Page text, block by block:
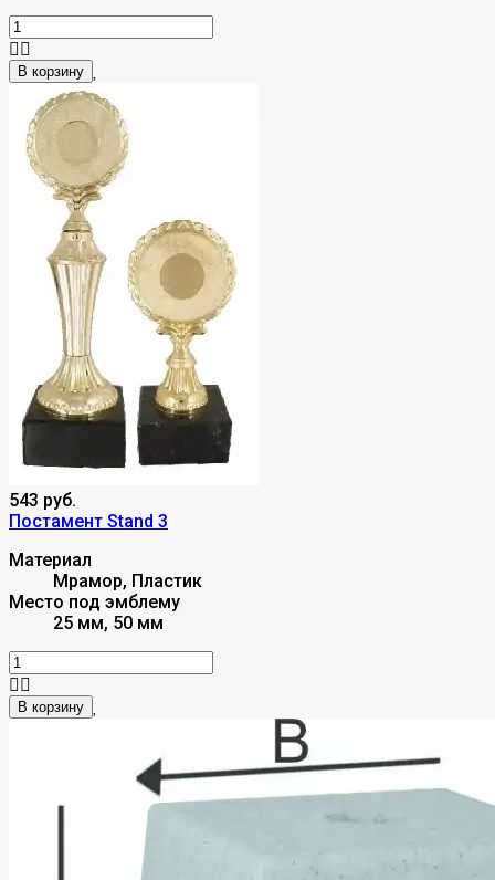
В корзину
543 руб.
Постамент Stand 3
Материал
Мрамор, Пластик
Место под эмблему
25 мм, 50 мм
В корзину